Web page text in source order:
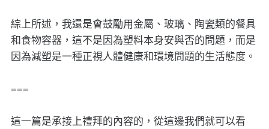
綜上所述，我還是會鼓勵用金屬、玻璃、陶瓷類的餐具
和食物容器，這不是因為塑料本身安與否的問題，而是
因為減塑是一種正視人體健康和環境問題的生活態度。
===
這一篇是承接上禮拜的內容的，從這邊我們就可以看